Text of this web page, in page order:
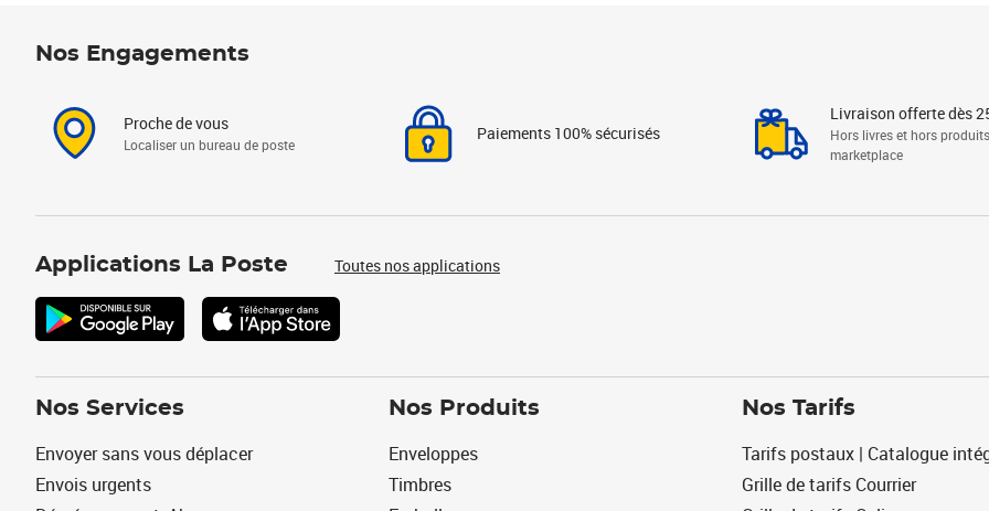
Nos Engagements
Proche de vous
Localiser un bureau de poste
Paiements 100% sécurisés
Livraison offerte dès
Hors livres et hors produits
marketplace
Applications La Poste Toutes nos applications
Nos Services
Envoyer sans vous déplacer
Envois urgents
Nos Produits
Enveloppes
Timbres
Nos Tarifs
Tarifs postaux | Catalogue
Grille de tarifs Courrier